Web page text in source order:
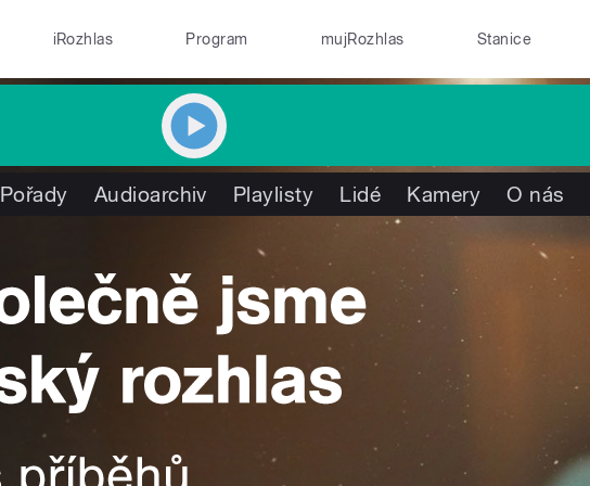
iRozhlas Program mujRozhlas Stanice
Pořady Audioarchiv Playlisty Lidé Kamery O nás